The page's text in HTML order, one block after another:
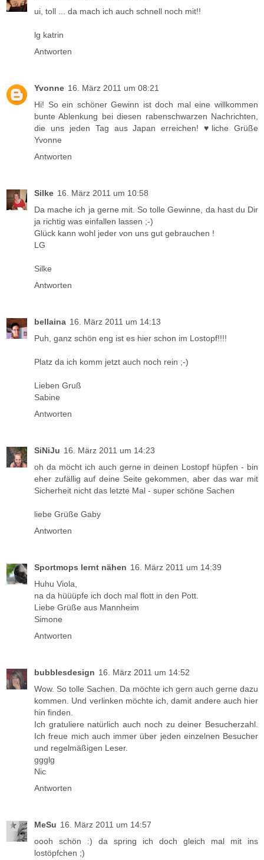
ui, toll ... da mach ich auch schnell noch mit!!
lg katrin
Antworten
Yvonne 16. März 2011 um 08:21
Hi! So ein schöner Gewinn ist doch mal eine willkommen
bunte Ablenkung bei diesen rabenschwarzen Nachrichten,
die uns jeden Tag aus Japan erreichen! ♥liche Grüße
Yvonne
Antworten
Silke 16. März 2011 um 10:58
Da mache ich ja gerne mit. So tolle Gewinne, da hast du Dir
ja richtig was einfallen lassen ;-)
Glück kann wohl jeder von uns gut gebrauchen !
LG
Silke
Antworten
bellaina 16. März 2011 um 14:13
Puh, ganz schön eng ist es hier schon im Lostopf!!!!
Platz da ich komm jetzt auch noch rein ;-)
Lieben Gruß
Sabine
Antworten
SiNiJu 16. März 2011 um 14:23
oh da möcht ich auch gerne in deinen Lostopf hüpfen - bin
eher zufällig auf deine Seite gekommen, aber das war mit
Sicherheit nicht das letzte Mal - super schöne Sachen
liebe Grüße Gaby
Antworten
Sportmops lernt nähen 16. März 2011 um 14:39
Huhu Viola,
na da hüüüpfe ich doch mal flott in den Pott.
Liebe Grüße aus Mannheim
Simone
Antworten
bubblesdesign 16. März 2011 um 14:52
Wow. So tolle Sachen. Da möchte ich gern auch gerne dazu
kommen. Und verlinken möchte ich, damit andere auch hier
hin finden.
Ich gratuliere natürlich auch noch zu deiner Besucherzahl.
Ich freue mich auch immer über jeden einzelnen Besucher
und regelmäßigen Leser.
ggglg
Nic
Antworten
MeSu 16. März 2011 um 14:57
oooh schön :) da spring ich doch gleich mal mit ins
lostöpfchen ;)